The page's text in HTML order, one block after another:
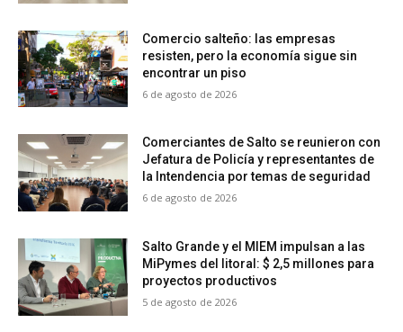
Comercio salteño: las empresas
resisten, pero la economía sigue sin
encontrar un piso
6 de agosto de 2026
Comerciantes de Salto se reunieron con
Jefatura de Policía y representantes de
la Intendencia por temas de seguridad
6 de agosto de 2026
Salto Grande y el MIEM impulsan a las
MiPymes del litoral: $ 2,5 millones para
proyectos productivos
5 de agosto de 2026